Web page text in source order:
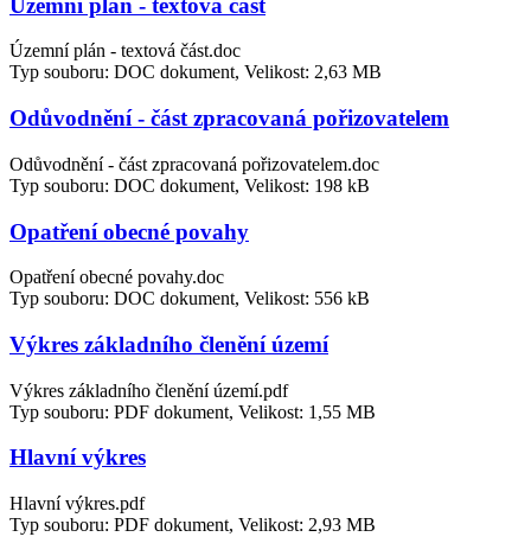
Územní plán - textová část.doc
Typ souboru: DOC dokument, Velikost: 2,63 MB
Odůvodnění - část zpracovaná pořizovatelem
Odůvodnění - část zpracovaná pořizovatelem.doc
Typ souboru: DOC dokument, Velikost: 198 kB
Opatření obecné povahy
Opatření obecné povahy.doc
Typ souboru: DOC dokument, Velikost: 556 kB
Výkres základního členění území
Výkres základního členění území.pdf
Typ souboru: PDF dokument, Velikost: 1,55 MB
Hlavní výkres
Hlavní výkres.pdf
Typ souboru: PDF dokument, Velikost: 2,93 MB